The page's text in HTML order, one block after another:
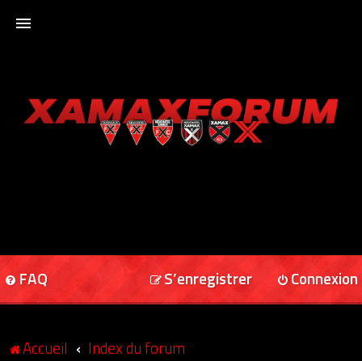
XAMAXFORUM
FAQ Connexion
S’enregistrer
Accueil Index du forum